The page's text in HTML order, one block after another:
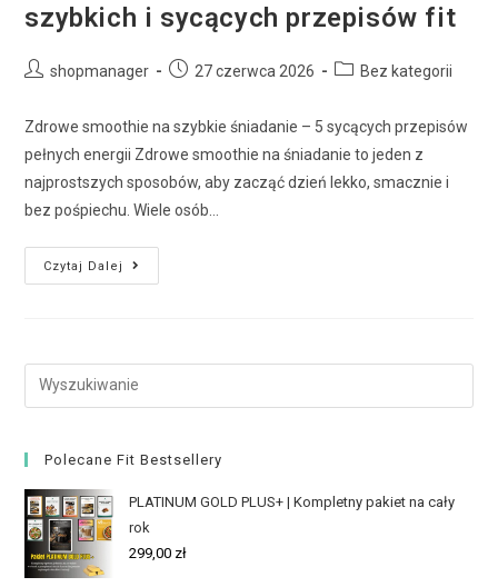
szybkich i sycących przepisów fit
shopmanager 27 czerwca 2026 Bez kategorii
Zdrowe smoothie na szybkie śniadanie – 5 sycących przepisów
pełnych energii Zdrowe smoothie na śniadanie to jeden z
najprostszych sposobów, aby zacząć dzień lekko, smacznie i
bez pośpiechu. Wiele osób…
Czytaj Dalej
Polecane Fit Bestsellery
PLATINUM GOLD PLUS+ | Kompletny pakiet na cały
rok
299,00 zł